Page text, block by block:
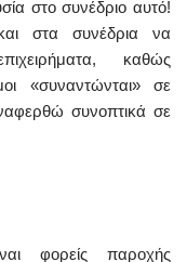
στο συνέδριο αυτό!
στα συνέδρια να
καθώς
«συναντώνται» σε
συνοπτικά σε
φορείς παροχής